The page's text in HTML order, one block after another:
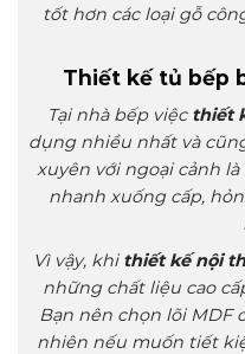
tốt hơn các loại gỗ
Thiết kế tủ bếp
Tại nhà bếp việc thiết
dụng nhiều nhất và
xuyên với ngoại cảnh
nhanh xuống cấp,
Vì vậy, khi thiết kế nội
những chất liệu cao
Bạn nên chọn lõi MDF
nhiên nếu muốn tiết